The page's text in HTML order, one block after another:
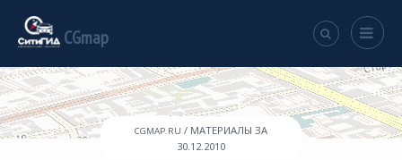
CGmap
CGMAP.RU / МАТЕРИАЛЫ ЗА
30.12.2010